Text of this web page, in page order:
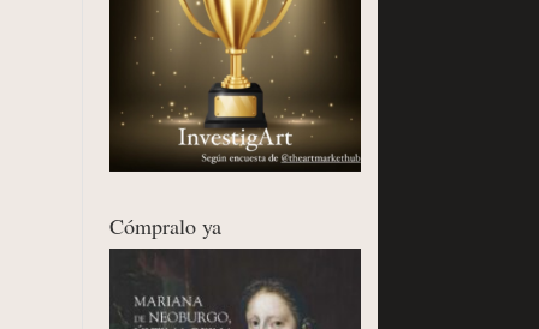
Cómpralo ya